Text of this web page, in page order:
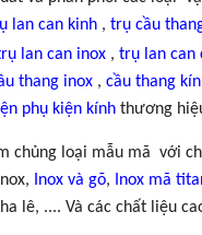
lan can kinh , trụ cầu
lan can inox , trụ lan can
thang inox , cầu thang
phụ kiện kính thương
chủng loại mẫu mã với
Inox và gõ, Inox mã
lê, .... Và các chất liệu